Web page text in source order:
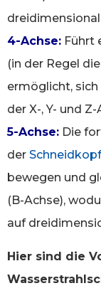
4-Achse: Führt
(in der Regel
ermöglicht, sich
der X-, Y- und
5-Achse: Die
der Schneidkopf
bewegen und
(B-Achse),
auf
Hier sind die